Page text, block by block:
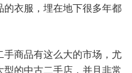
衣服，埋在地下很多年都
商品有这么大的市场，尤
的中古二手店，并且非常